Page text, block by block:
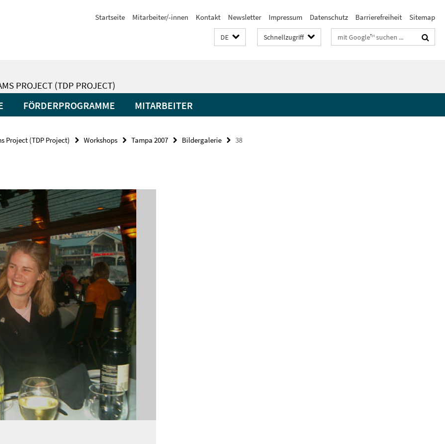
Startseite Mitarbeiter/-innen Kontakt Newsletter Impressum Datenschutz Barrierefreiheit Sitemap
DE Schnellzugriff Suchbegriffe
PROJECT (TDP PROJECT)
FÖRDERPROGRAMME MITARBEITER
Project (TDP Project) Workshops Tampa 2007 Bildergalerie 38